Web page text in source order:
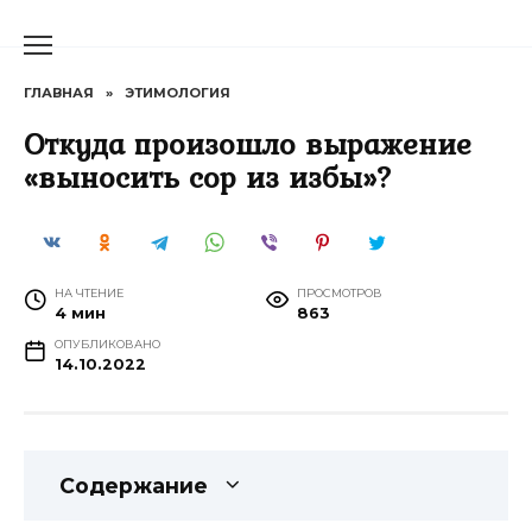
ГЛАВНАЯ » ЭТИМОЛОГИЯ
Откуда произошло выражение
«выносить сор из избы»?
НА ЧТЕНИЕ
4 мин
ПРОСМОТРОВ
863
ОПУБЛИКОВАНО
14.10.2022
Содержание